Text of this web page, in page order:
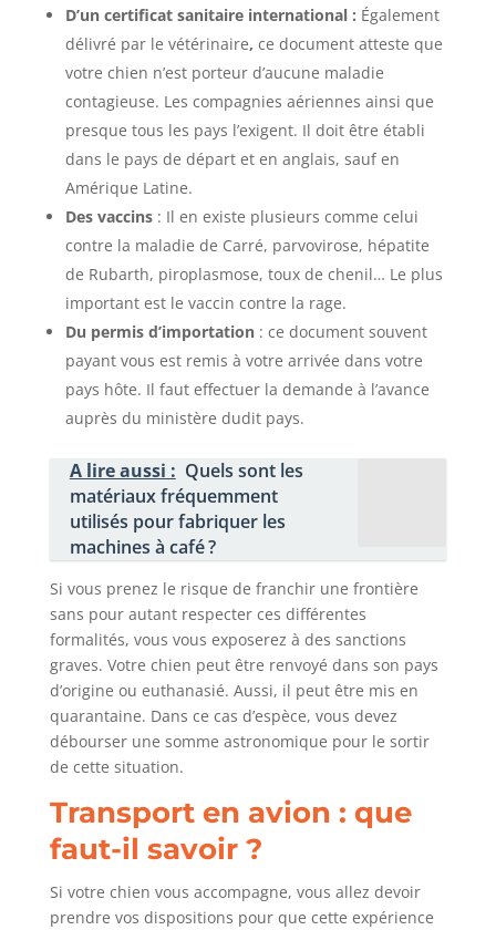
D’un certificat sanitaire international : Également
délivré par le vétérinaire, ce document atteste que
votre chien n’est porteur d’aucune maladie
contagieuse. Les compagnies aériennes ainsi que
presque tous les pays l’exigent. Il doit être établi
dans le pays de départ et en anglais, sauf en
Amérique Latine.
Des vaccins: Il en existe plusieurs comme celui
contre la maladie de Carré, parvovirose, hépatite
de Rubarth, piroplasmose, toux de chenil… Le plus
important est le vaccin contre la rage.
Du permis d’importation: ce document souvent
payant vous est remis à votre arrivée dans votre
pays hôte. Il faut effectuer la demande à l’avance
auprès du ministère dudit pays.
A lire aussi : Quels sont les
matériaux fréquemment
utilisés pour fabriquer les
machines à café ?
Si vous prenez le risque de franchir une frontière
sans pour autant respecter ces différentes
formalités, vous vous exposerez à des sanctions
graves. Votre chien peut être renvoyé dans son pays
d’origine ou euthanasié. Aussi, il peut être mis en
quarantaine. Dans ce cas d’espèce, vous devez
débourser une somme astronomique pour le sortir
de cette situation.
Transport en avion : que
faut-il savoir ?
Si votre chien vous accompagne, vous allez devoir
prendre vos dispositions pour que cette expérience